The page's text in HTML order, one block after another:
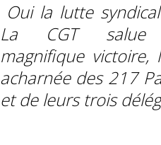
Oui la lutte
La CGT salue
magnifique victoire,
acharnée des 217
et de leurs trois